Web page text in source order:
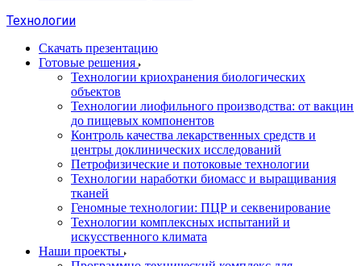
Технологии
Скачать презентацию
Готовые решения
Технологии криохранения биологических
объектов
Технологии лиофильного производства: от вакцин
до пищевых компонентов
Контроль качества лекарственных средств и
центры доклинических исследований
Петрофизические и потоковые технологии
Технологии наработки биомасс и выращивания
тканей
Геномные технологии: ПЦР и секвенирование
Технологии комплексных испытаний и
искусственного климата
Наши проекты